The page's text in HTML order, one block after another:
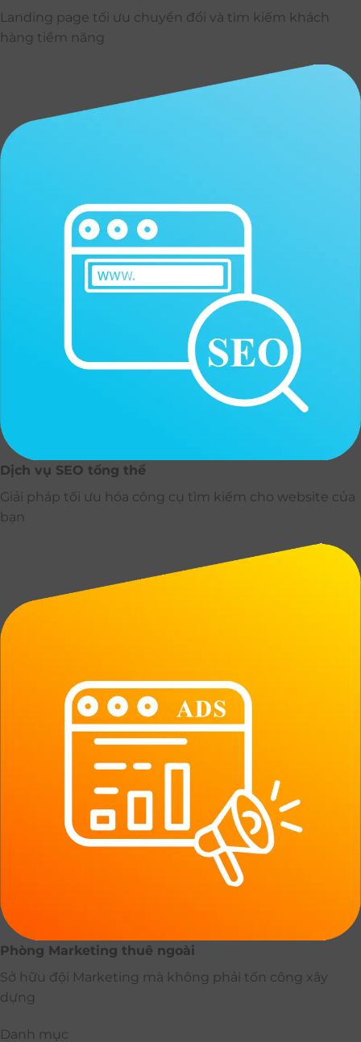
Landing page tối ưu chuyển đổi và tìm kiếm khách
hàng tiềm năng
Dịch vụ SEO tổng thể
Giải pháp tối ưu hóa công cụ tìm kiếm cho website của
bạn
Phòng Marketing thuê ngoài
Sở hữu đội Marketing mà không phải tốn công xây
dựng
Danh mục